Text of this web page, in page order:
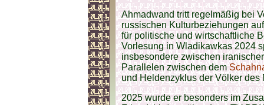
Ahmadwand tritt regelmäßig bei
russischen Kulturbeziehungen
für politische und wirtschaftliche
Vorlesung in Wladikawkas 2024
insbesondere zwischen
Parallelen zwischen dem
und Heldenzyklus der Völker des
2025 wurde er besonders im